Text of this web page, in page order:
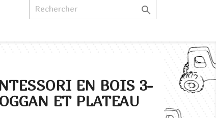

EN BOIS 3-
ET PLATEAU